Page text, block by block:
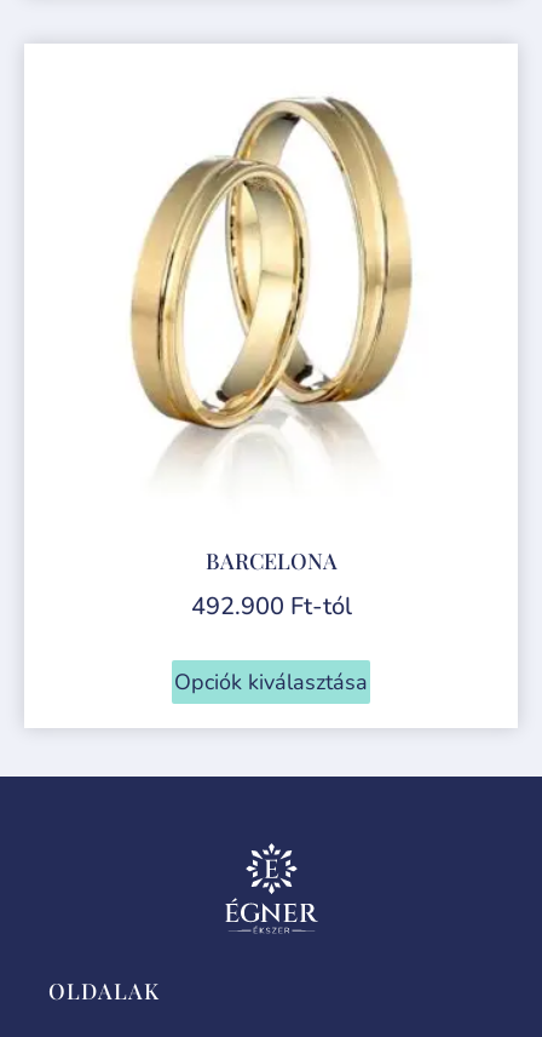
BARCELONA
492.900 Ft-tól
Opciók kiválasztása
OLDALAK